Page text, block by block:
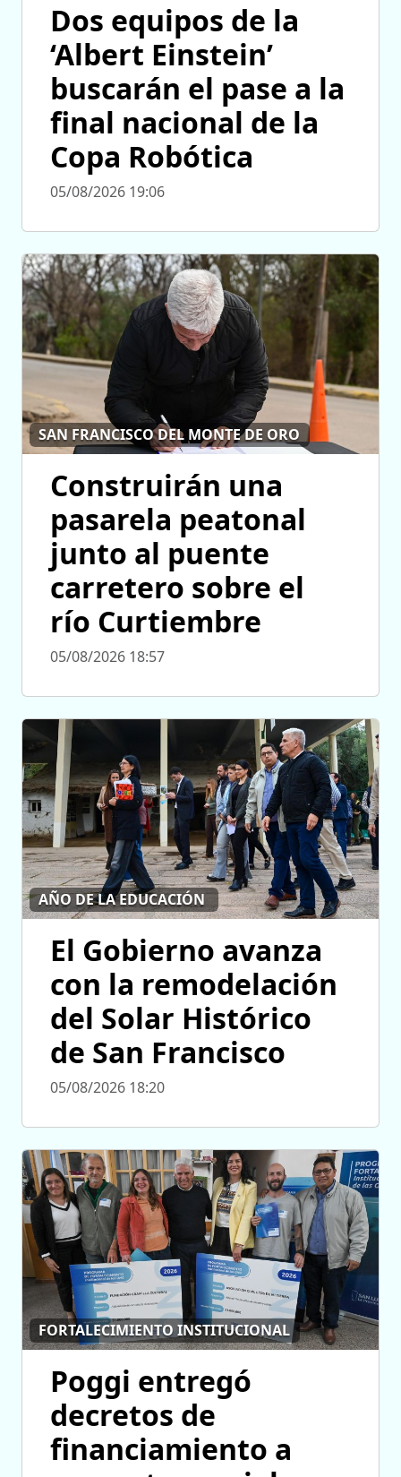
Dos equipos de la
‘Albert Einstein’
buscarán el pase a la
final nacional de la
Copa Robótica
05/08/2026 19:06
SAN FRANCISCO DEL MONTE DE ORO
Construirán una
pasarela peatonal
junto al puente
carretero sobre el
río Curtiembre
05/08/2026 18:57
AÑO DE LA EDUCACIÓN
El Gobierno avanza
con la remodelación
del Solar Histórico
de San Francisco
05/08/2026 18:20
FORTALECIMIENTO INSTITUCIONAL
Poggi entregó
decretos de
financiamiento a